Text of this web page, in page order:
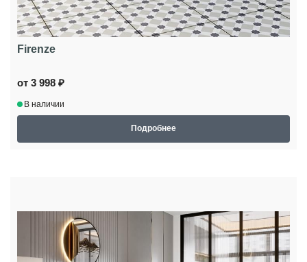
Firenze
от 3 998 ₽
В наличии
Подробнее